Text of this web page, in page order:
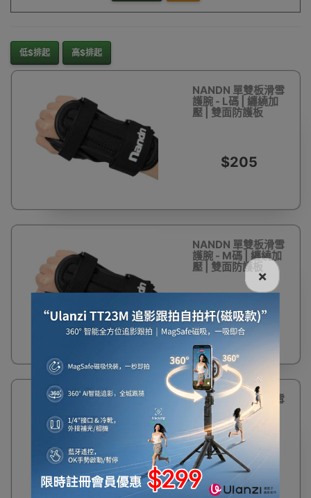
低$排起 高$排起
NANDN 單雙板滑雪
護腕 - L碼 | 纏繞加
壓 | 雙面防護板
$205
NANDN 單雙板滑雪
護腕 - M碼 | 纏繞加
壓 | 雙面防護板
$205
NANDN 單雙板滑雪
護腕 - S碼 | 纏繞加
壓 | 雙面防護板
$205
×